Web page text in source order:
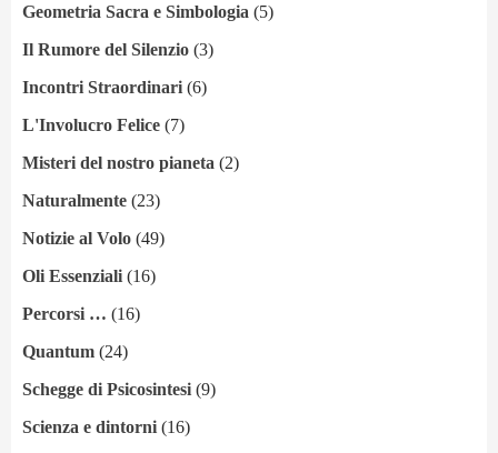
Geometria Sacra e Simbologia (5)
Il Rumore del Silenzio (3)
Incontri Straordinari (6)
L'Involucro Felice (7)
Misteri del nostro pianeta (2)
Naturalmente (23)
Notizie al Volo (49)
Oli Essenziali (16)
Percorsi … (16)
Quantum (24)
Schegge di Psicosintesi (9)
Scienza e dintorni (16)